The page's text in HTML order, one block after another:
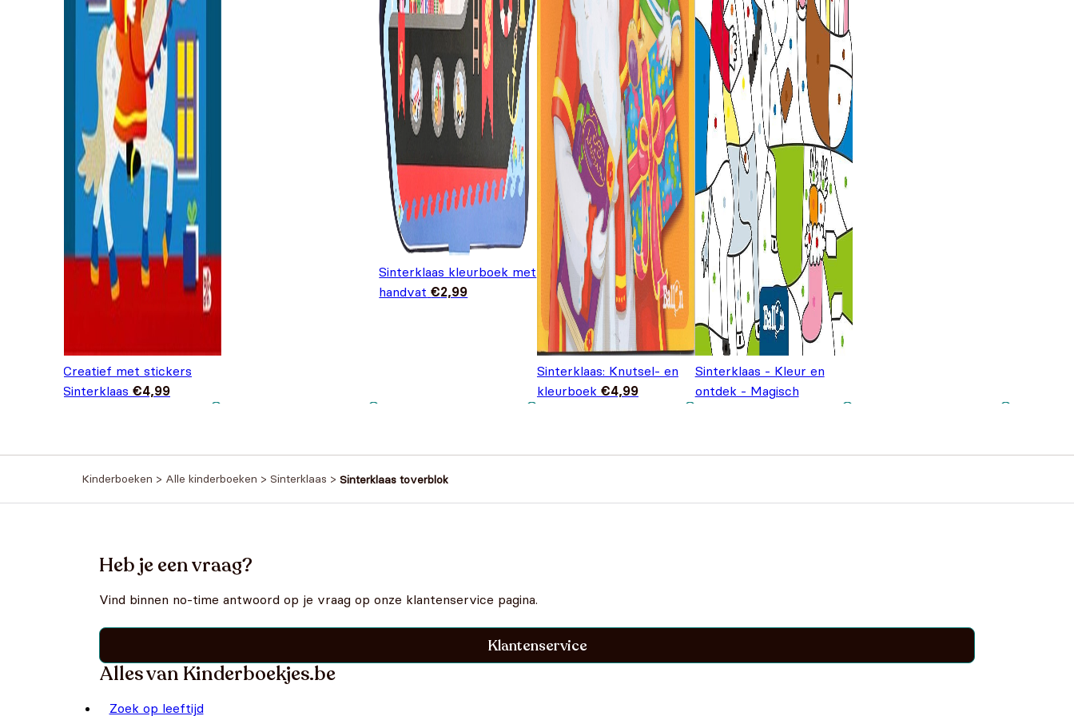
Creatief met stickers
Sinterklaas €4,99
Sinterklaas kleurboek met
handvat €2,99
Sinterklaas: Knutsel- en
kleurboek €4,99
Sinterklaas - Kleur en
ontdek - Magisch
Kinderboeken > Alle kinderboeken > Sinterklaas > Sinterklaas toverblok
Heb je een vraag?
Vind binnen no-time antwoord op je vraag op onze klantenservice pagina.
Klantenservice
Alles van Kinderboekjes.be
Zoek op leeftijd